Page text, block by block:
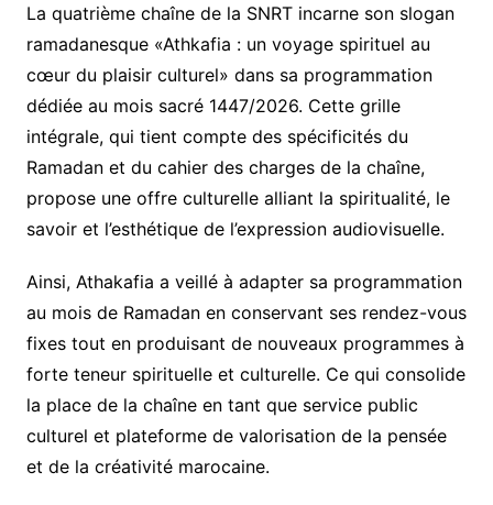
La quatrième chaîne de la SNRT incarne son slogan
ramadanesque «Athkafia : un voyage spirituel au
cœur du plaisir culturel» dans sa programmation
dédiée au mois sacré 1447/2026. Cette grille
intégrale, qui tient compte des spécificités du
Ramadan et du cahier des charges de la chaîne,
propose une offre culturelle alliant la spiritualité, le
savoir et l’esthétique de l’expression audiovisuelle.
Ainsi, Athakafia a veillé à adapter sa programmation
au mois de Ramadan en conservant ses rendez-vous
fixes tout en produisant de nouveaux programmes à
forte teneur spirituelle et culturelle. Ce qui consolide
la place de la chaîne en tant que service public
culturel et plateforme de valorisation de la pensée
et de la créativité marocaine.